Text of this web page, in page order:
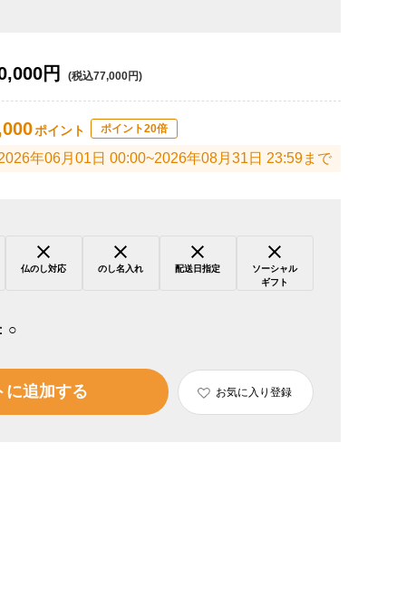
円 (税込77,000円)
ポイント ポイント20倍
年06月01日 00:00~2026年08月31日 23:59まで
仏のし対応 のし名入れ 配送日指定
ソーシャル
ギフト
○
に追加する お気に入り登録